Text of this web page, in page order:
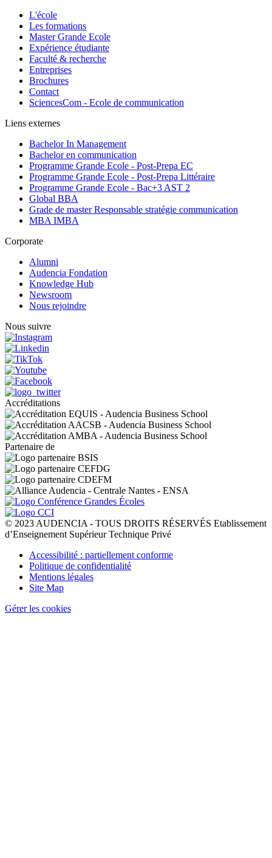
L'école
Les formations
Master Grande Ecole
Expérience étudiante
Faculté & recherche
Entreprises
Brochures
Contact
SciencesCom - Ecole de communication
Liens externes
Bachelor In Management
Bachelor en communication
Programme Grande Ecole - Post-Prepa EC
Programme Grande Ecole - Post-Prepa Littéraire
Programme Grande Ecole - Bac+3 AST 2
Global BBA
Grade de master Responsable stratégie communication
MBA IMBA
Corporate
Alumni
Audencia Fondation
Knowledge Hub
Newsroom
Nous rejoindre
Nous suivre
Accréditations
Partenaire de
© 2023 AUDENCIA - TOUS DROITS RÉSERVÉS Etablissement
d’Enseignement Supérieur Technique Privé
Pied
page
Accessibilité : partiellement conforme
Politique de confidentialité
Mentions légales
Site Map
Gérer les cookies